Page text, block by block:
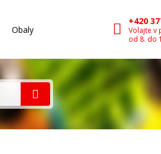
Obaly
+420
Volajte v
od 8. do